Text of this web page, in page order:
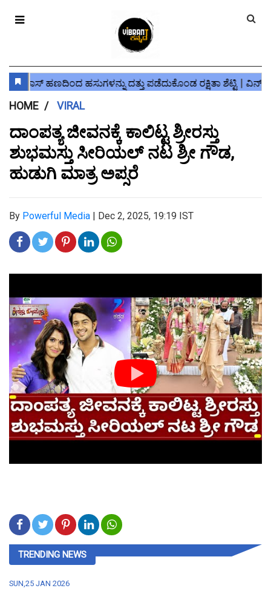
HOME VIRAL
ದಾಂಪತ್ಯ ಜೀವನಕ್ಕೆ ಕಾಲಿಟ್ಟ ಶ್ರೀರಸ್ತು
ಶುಭಮಸ್ತು ಸೀರಿಯಲ್ ನಟ ಶ್ರೀ ಗೌಡ,
ಹುಡುಗಿ ಮಾತ್ರ ಅಪ್ಸರೆ
By Powerful Media | Dec 2, 2025, 19:19 IST
TRENDING NEWS
SUN,25 JAN 2026